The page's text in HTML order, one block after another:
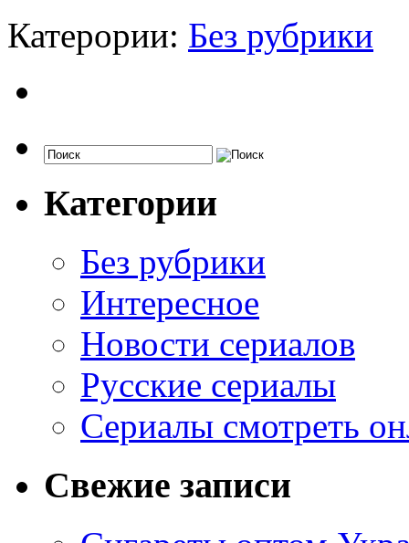
Катерории: Без рубрики
Категории
Без рубрики
Интересное
Новости сериалов
Русские сериалы
Сериалы смотреть
Свежие записи